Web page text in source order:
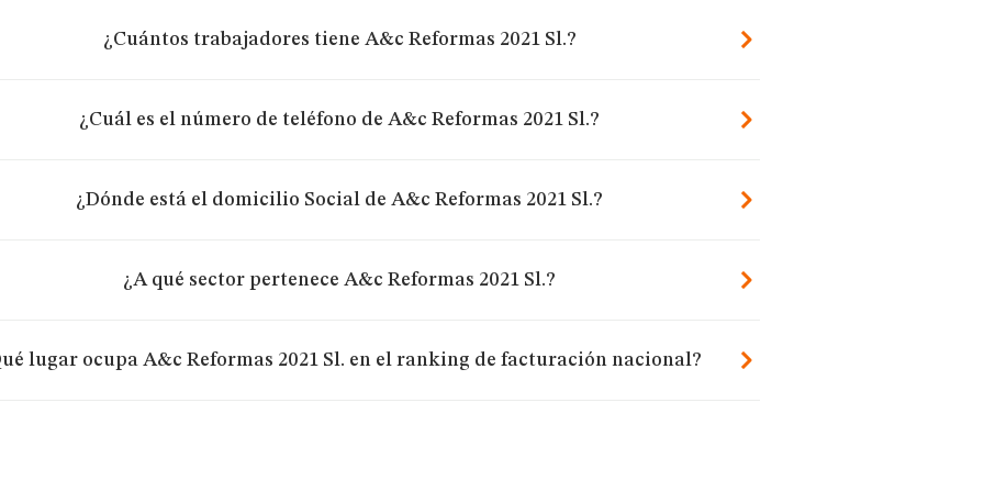
¿Cuántos trabajadores tiene A&c Reformas 2021 Sl.?
¿Cuál es el número de teléfono de A&c Reformas 2021 Sl.?
¿Dónde está el domicilio Social de A&c Reformas 2021 Sl.?
¿A qué sector pertenece A&c Reformas 2021 Sl.?
lugar ocupa A&c Reformas 2021 Sl. en el ranking de facturación nacional?